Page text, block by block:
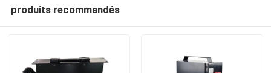
produits recommandés